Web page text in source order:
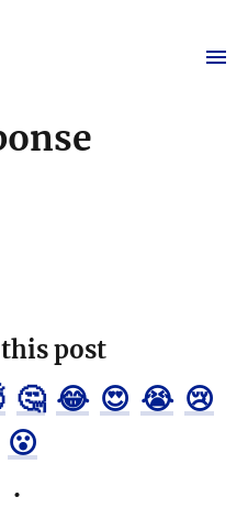
post
🤔 😂 😍 😭 😢
😮